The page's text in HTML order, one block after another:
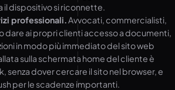
il dispositivo si riconnette.
professionali.Avvocati, commercialisti,
dare ai propri clienti accesso a documenti,
in modo più immediato del sito web
sulla schermata home del cliente è
senza dover cercare il sito nel browser, e
per le scadenze importanti.